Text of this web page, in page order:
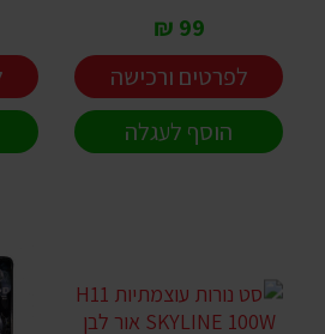
99 ₪
לפרטים ורכישה
הוסף לעגלה